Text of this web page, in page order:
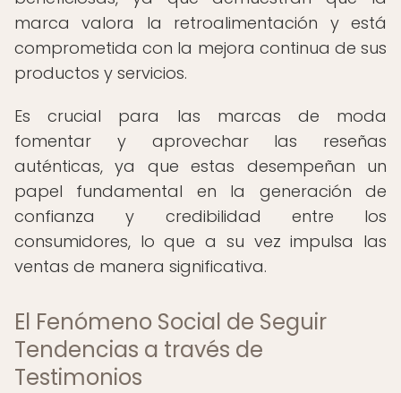
marca valora la retroalimentación y está
comprometida con la mejora continua de sus
productos y servicios.
Es crucial para las marcas de moda
fomentar y aprovechar las reseñas
auténticas, ya que estas desempeñan un
papel fundamental en la generación de
confianza y credibilidad entre los
consumidores, lo que a su vez impulsa las
ventas de manera significativa.
El Fenómeno Social de Seguir
Tendencias a través de
Testimonios